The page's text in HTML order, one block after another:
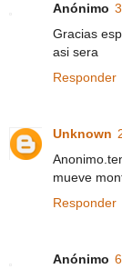
Anónimo
Gracias
asi sera
Responder
Unknown
mueve
Responder
Anónimo